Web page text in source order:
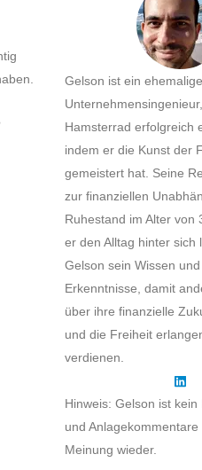
Gelson ist ein
Hamsterrad erfolgreich
indem er die Kunst der
gemeistert hat. Seine
zur finanziellen
Ruhestand im Alter von
er den Alltag hinter sich
Gelson sein Wissen
Erkenntnisse, damit
über ihre finanzielle
und die Freiheit
verdienen.
Hinweis: Gelson ist
und
Meinung wieder.